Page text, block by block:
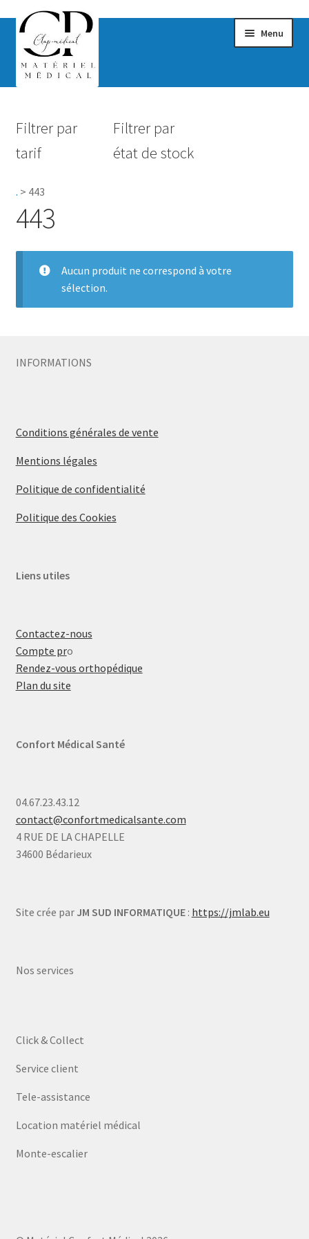
Menu
Hygiène
Accessoires Salle de bain
Pro.
Filtrer par
tarif
Filtrer par
état de stock
. > 443
443
Aucun produit ne correspond à votre
sélection.
INFORMATIONS
Conditions générales de vente
Mentions légales
Politique de confidentialité
Politique des Cookies
Liens utiles
Contactez-nous
Compte pro
Rendez-vous orthopédique
Plan du site
Confort Médical Santé
04.67.23.43.12
contact@confortmedicalsante.com
4 RUE DE LA CHAPELLE
34600 Bédarieux
Site crée par JM SUD INFORMATIQUE: https://jmlab.eu
Nos services
Click & Collect
Service client
Tele-assistance
Location matériel médical
Monte-escalier